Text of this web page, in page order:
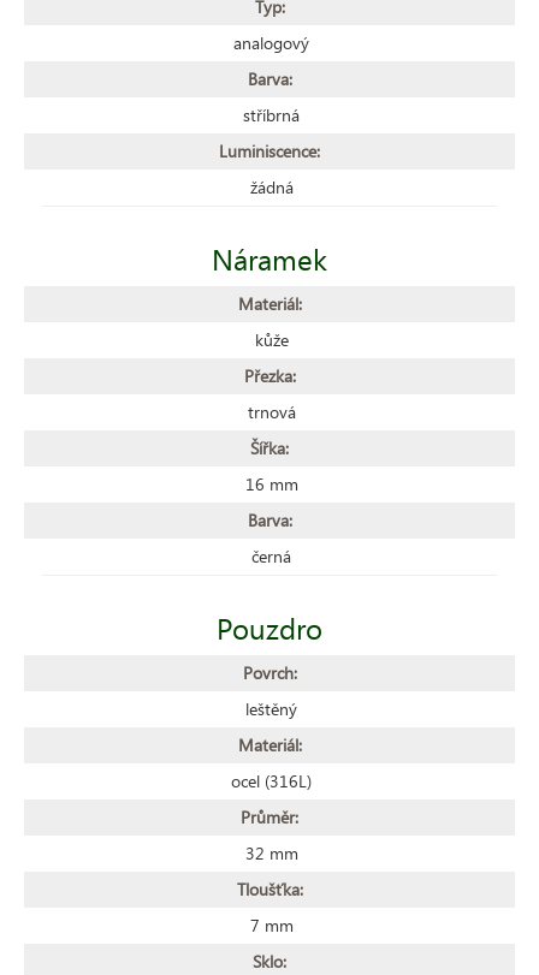
Typ:
analogový
Barva:
stříbrná
Luminiscence:
žádná
Náramek
Materiál:
kůže
Přezka:
trnová
Šířka:
16 mm
Barva:
černá
Pouzdro
Povrch:
leštěný
Materiál:
ocel (316L)
Průměr:
32 mm
Tloušťka:
7 mm
Sklo: